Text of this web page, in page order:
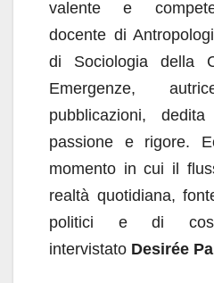
valente e
docente di
di Sociologia della
Emergenze,
pubblicazioni,
passione e rigore.
momento in cui il
realtà quotidiana,
politici e di
intervistato Desirée